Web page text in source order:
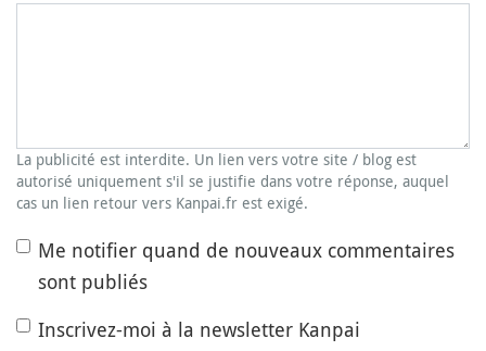
La publicité est interdite. Un lien vers votre site / blog est
autorisé uniquement s'il se justifie dans votre réponse, auquel
cas un lien retour vers Kanpai.fr est exigé.
Me notifier quand de nouveaux commentaires
sont publiés
Inscrivez-moi à la newsletter Kanpai